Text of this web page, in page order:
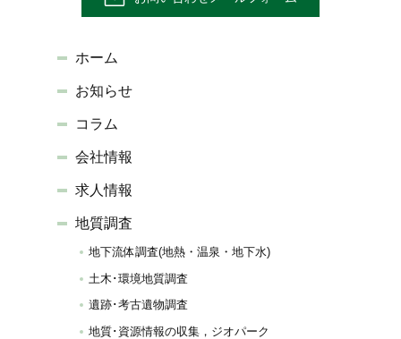
ホーム
お知らせ
コラム
会社情報
求人情報
地質調査
地下流体調査(地熱・温泉・地下水)
土木･環境地質調査
遺跡･考古遺物調査
地質･資源情報の収集，ジオパーク